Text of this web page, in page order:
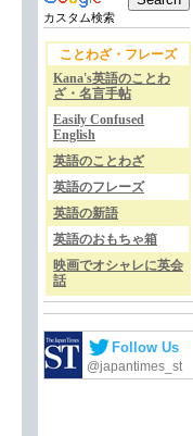
カスタム検索
ことわざ・フレーズ
Kana's英語のことわ
ざ・名言手帖
Easily Confused
English
英語のことわざ
英語のフレーズ
英語の新語
英語のおもちゃ箱
映画でオシャレに英会
話
Follow Us
@japantimes_st